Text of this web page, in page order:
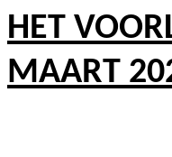
HET
MAART